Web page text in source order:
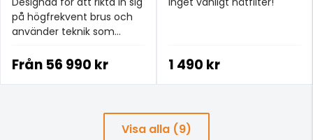
på högfrekvent brus och
använder teknik som
SuperARAY- och
Från 56 990 kr 1 490 kr
Visa alla (9)